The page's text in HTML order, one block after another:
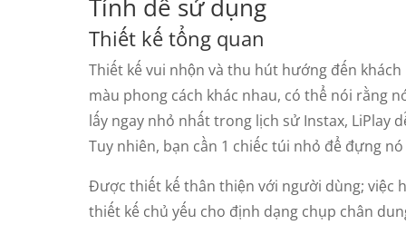
Tính dễ sử dụng
Thiết kế tổng quan
Thiết kế vui nhộn và thu hút hướng đến
màu phong cách khác nhau, có thể nói rằng
lấy ngay nhỏ nhất trong lịch sử Instax, LiPlay
Tuy nhiên, bạn cần 1 chiếc túi nhỏ để đựng
Được thiết kế thân thiện với người dùng; việc
thiết kế chủ yếu cho định dạng chụp chân